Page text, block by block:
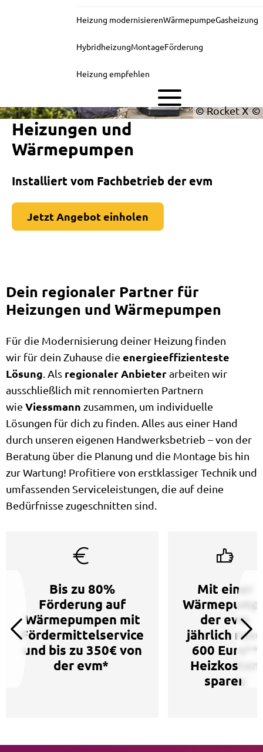
Heizung modernisierenWärmepumpeGasheizung
HybridheizungMontageFörderung
Heizung empfehlen
© Rocket X
Heizungen und
Wärmepumpen
Installiert vom Fachbetrieb der evm
Jetzt Angebot einholen
Dein regionaler Partner für
Heizungen und Wärmepumpen
Für die Modernisierung deiner Heizung finden
wir für dein Zuhause die energieeffizienteste
Lösung . Als regionaler Anbieterarbeiten wir
ausschließlich mit rennomierten Partnern
wie Viessmann zusammen, um individuelle
Lösungen für dich zu finden. Alles aus einer Hand
durch unseren eigenen Handwerksbetrieb – von der
Beratung über die Planung und die Montage bis hin
zur Wartung! Profitiere von erstklassiger Technik und
umfassenden Serviceleistungen, die auf deine
Bedürfnisse zugeschnitten sind.
Bis zu 80%
Förderung auf
Wärmepumpen mit
Fördermittelservice
und bis zu 350€ von
der evm*
Mit einer
der evm
jährlich rund
600 Euro**
Heizkosten
sparen